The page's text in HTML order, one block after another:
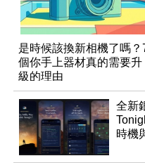
是時候該換新相機了嗎？
個你手上器材真的需要升
級的理由
全新
時機